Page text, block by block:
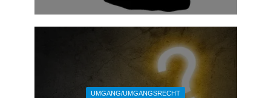
UMGANG/UMGANGSRECHT